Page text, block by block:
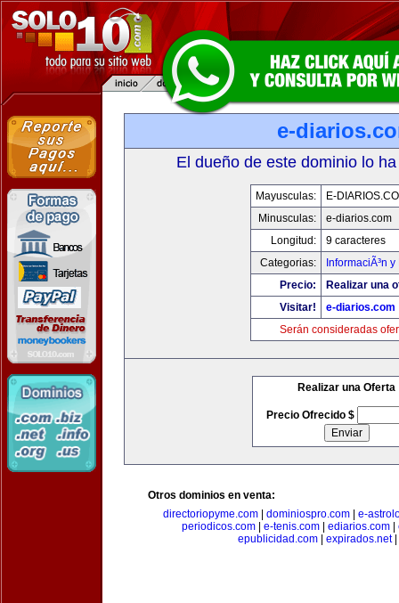
e-
El dueño de este dominio lo
Mayusculas:
E-
Minusculas:
e-diarios.com
Longitud:
9 caracteres
Categorias:
InformaciÃ³n
Precio:
Realizar una
Visitar!
e-diarios.com
Serán consideradas
Realizar una Oferta
Precio Ofrecido $
Otros dominios en venta:
directoriopyme.com| dominiospro.com| e-
periodicos.com| e-tenis.com| ediarios.com|
epublicidad.com
expirados.net|